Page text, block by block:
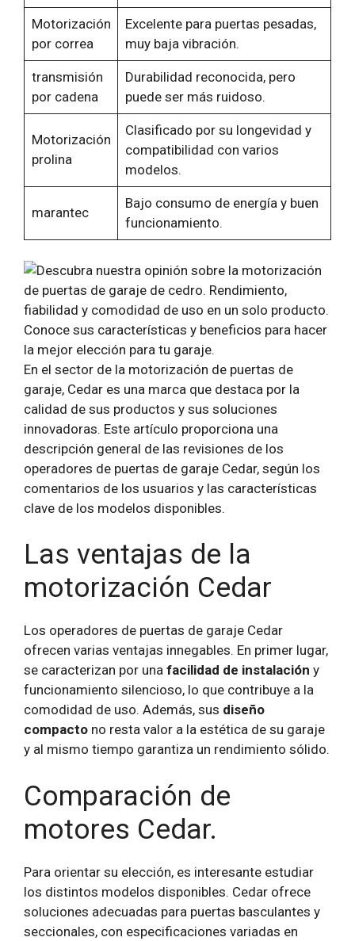
Motorización
por correa
Excelente para puertas pesadas,
muy baja vibración.
transmisión
por cadena
Durabilidad reconocida, pero
puede ser más ruidoso.
Motorización
prolina
Clasificado por su longevidad y
compatibilidad con varios
modelos.
marantec
Bajo consumo de energía y buen
funcionamiento.
En el sector de la motorización de puertas de
garaje, Cedar es una marca que destaca por la
calidad de sus productos y sus soluciones
innovadoras. Este artículo proporciona una
descripción general de las revisiones de los
operadores de puertas de garaje Cedar, según los
comentarios de los usuarios y las características
clave de los modelos disponibles.
Las ventajas de la
motorización Cedar
Los operadores de puertas de garaje Cedar
ofrecen varias ventajas innegables. En primer lugar,
se caracterizan por una facilidad de instalación y
funcionamiento silencioso, lo que contribuye a la
comodidad de uso. Además, sus diseño
compacto no resta valor a la estética de su garaje
y al mismo tiempo garantiza un rendimiento sólido.
Comparación de
motores Cedar.
Para orientar su elección, es interesante estudiar
los distintos modelos disponibles. Cedar ofrece
soluciones adecuadas para puertas basculantes y
seccionales, con especificaciones variadas en